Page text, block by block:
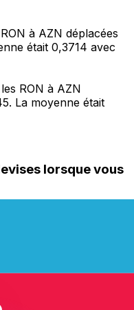
à AZN déplacées
était 0,3714 avec
RON à AZN
La moyenne était
lorsque vous